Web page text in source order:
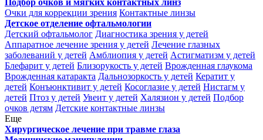
Очки для коррекции зрения Контактные линзы
Детское отделение офтальмологии
Детский офтальмолог Диагностика зрения у детей
Аппаратное лечение зрения у детей Лечение глазных
заболеваний у детей Амблиопия у детей Астигматизм у детей
Блефарит у детей Близорукость у детей Врожденная глаукома
Врожденная катаракта Дальнозоркость у детей Кератит у
детей Конъюнктивит у детей Косоглазие у детей Нистагм у
детей Птоз у детей Увеит у детей Халязион у детей Подбор
очков детям Детские контактные линзы
Еще
Хирургическое лечение при травме глаза